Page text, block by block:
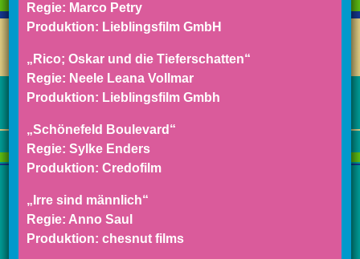
Regie: Marco Petry
Produktion: Lieblingsfilm GmbH
„Rico; Oskar und die Tieferschatten“
Regie: Neele Leana Vollmar
Produktion: Lieblingsfilm Gmbh
„Schönefeld Boulevard“
Regie: Sylke Enders
Produktion: Credofilm
„Irre sind männlich“
Regie: Anno Saul
Produktion: chesnut films